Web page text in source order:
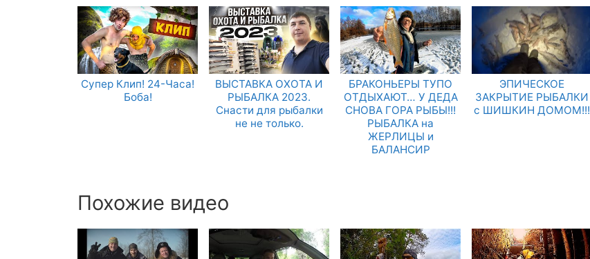
Супер Клип! 24-Часа!
Боба!
ВЫСТАВКА ОХОТА И
РЫБАЛКА 2023.
Снасти для рыбалки
не не только.
БРАКОНЬЕРЫ ТУПО
ОТДЫХАЮТ… У ДЕДА
СНОВА ГОРА РЫБЫ!!!
РЫБАЛКА на
ЖЕРЛИЦЫ и
БАЛАНСИР
ЭПИЧЕСКОЕ
ЗАКРЫТИЕ РЫБАЛКИ
с ШИШКИН ДОМОМ!!!
Похожие видео